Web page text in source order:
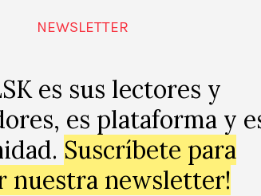
NEWSLETTER
es sus lectores y
es plataforma y
Suscríbete para
nuestra newsletter!